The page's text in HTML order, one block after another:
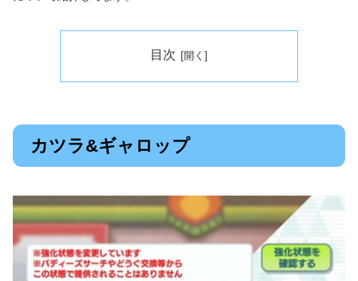
目次
カツラ&ギャロップ